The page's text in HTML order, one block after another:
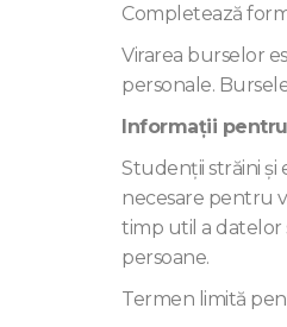
Completează
Virarea burselor
personale.
Informații
Studenţii străini
necesare pentru
timp util a datelor
persoane.
Termen limită